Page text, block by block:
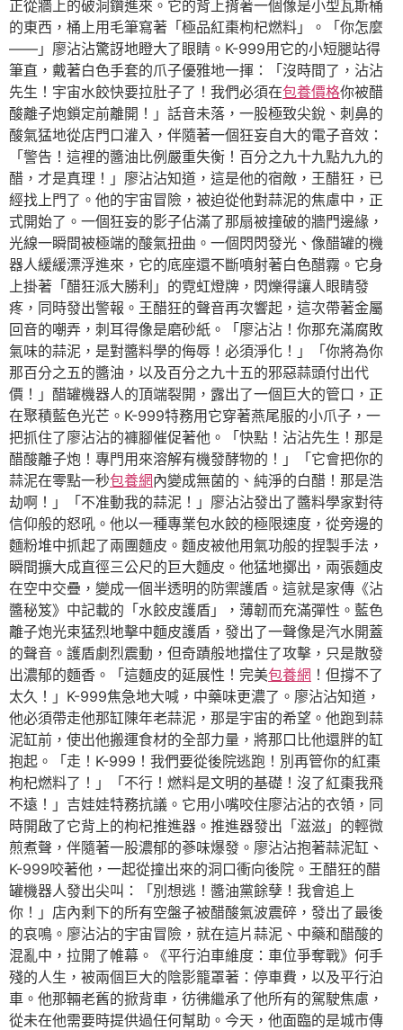
正從牆上的破洞鑽進來。它的背上揹著一個像是小型瓦斯桶
的東西，桶上用毛筆寫著「極品紅棗枸杞燃料」。「你怎麼
——」廖沾沾驚訝地瞪大了眼睛。K-999用它的小短腿站得
筆直，戴著白色手套的爪子優雅地一揮：「沒時間了，沾沾
先生！宇宙水餃快要拉肚子了！我們必須在包養價格你被醋
酸離子炮鎖定前離開！」話音未落，一股極致尖銳、刺鼻的
酸氣猛地從店門口灌入，伴隨著一個狂妄自大的電子音效：
「警告！這裡的醬油比例嚴重失衡！百分之九十九點九九的
醋，才是真理！」廖沾沾知道，這是他的宿敵，王醋狂，已
經找上門了。他的宇宙冒險，被迫從他對蒜泥的焦慮中，正
式開始了。一個狂妄的影子佔滿了那扇被撞破的牆門邊緣，
光線一瞬間被極端的酸氣扭曲。一個閃閃發光、像醋罐的機
器人緩緩漂浮進來，它的底座還不斷噴射著白色醋霧。它身
上掛著「醋狂派大勝利」的霓虹燈牌，閃爍得讓人眼睛發
疼，同時發出警報。王醋狂的聲音再次響起，這次帶著金屬
回音的嘲弄，刺耳得像是磨砂紙。「廖沾沾！你那充滿腐敗
氣味的蒜泥，是對醬料學的侮辱！必須淨化！」「你將為你
那百分之五的醬油，以及百分之九十五的邪惡蒜頭付出代
價！」醋罐機器人的頂端裂開，露出了一個巨大的管口，正
在聚積藍色光芒。K-999特務用它穿著燕尾服的小爪子，一
把抓住了廖沾沾的褲腳催促著他。「快點！沾沾先生！那是
醋酸離子炮！專門用來溶解有機發酵物的！」「它會把你的
蒜泥在零點一秒包養網內變成無菌的、純淨的白醋！那是浩
劫啊！」「不准動我的蒜泥！」廖沾沾發出了醬料學家對待
信仰般的怒吼。他以一種專業包水餃的極限速度，從旁邊的
麵粉堆中抓起了兩團麵皮。麵皮被他用氣功般的捏製手法，
瞬間擴大成直徑三公尺的巨大麵皮。他猛地擲出，兩張麵皮
在空中交疊，變成一個半透明的防禦護盾。這就是家傳《沾
醬秘笈》中記載的「水餃皮護盾」，薄韌而充滿彈性。藍色
離子炮光束猛烈地擊中麵皮護盾，發出了一聲像是汽水開蓋
的聲音。護盾劇烈震動，但奇蹟般地擋住了攻擊，只是散發
出濃郁的麵香。「這麵皮的延展性！完美包養網 ！但撐不了
太久！」K-999焦急地大喊，中藥味更濃了。廖沾沾知道，
他必須帶走他那缸陳年老蒜泥，那是宇宙的希望。他跑到蒜
泥缸前，使出他搬運食材的全部力量，將那口比他還胖的缸
抱起。「走！K-999！我們要從後院逃跑！別再管你的紅棗
枸杞燃料了！」「不行！燃料是文明的基礎！沒了紅棗我飛
不遠！」吉娃娃特務抗議。它用小嘴咬住廖沾沾的衣領，同
時開啟了它背上的枸杞推進器。推進器發出「滋滋」的輕微
煎煮聲，伴隨著一股濃郁的蔘味爆發。廖沾沾抱著蒜泥缸、
K-999咬著他，一起從撞出來的洞口衝向後院。王醋狂的醋
罐機器人發出尖叫：「別想逃！醬油黨餘孽！我會追上
你！」店內剩下的所有空盤子被醋酸氣波震碎，發出了最後
的哀鳴。廖沾沾的宇宙冒險，就在這片蒜泥、中藥和醋酸的
混亂中，拉開了帷幕。《平行泊車維度：車位爭奪戰》何手
殘的人生，被兩個巨大的陰影籠罩著：停車費，以及平行泊
車。他那輛老舊的掀背車，彷彿繼承了他所有的駕駛焦慮，
從未在他需要時提供過任何幫助。今天，他面臨的是城市傳